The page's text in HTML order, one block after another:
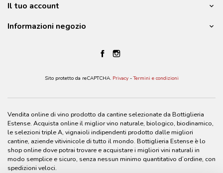
Il tuo account
Informazioni negozio
Sito protetto da reCAPTCHA. Privacy-Termini e condizioni
Vendita online di vino prodotto da cantine selezionate da Bottiglieria
Estense. Acquista online il miglior vino naturale, biologico, biodinamico,
le selezioni triple A, vignaioli indipendenti prodotto dalle migliori
cantine, aziende vitivinicole di tutto il mondo. Bottiglieria Estense è lo
shop online dove potrai trovare e acquistare i migliori vini naturali in
modo semplice e sicuro, senza nessun minimo quantitativo d’ordine, con
spedizioni veloci.